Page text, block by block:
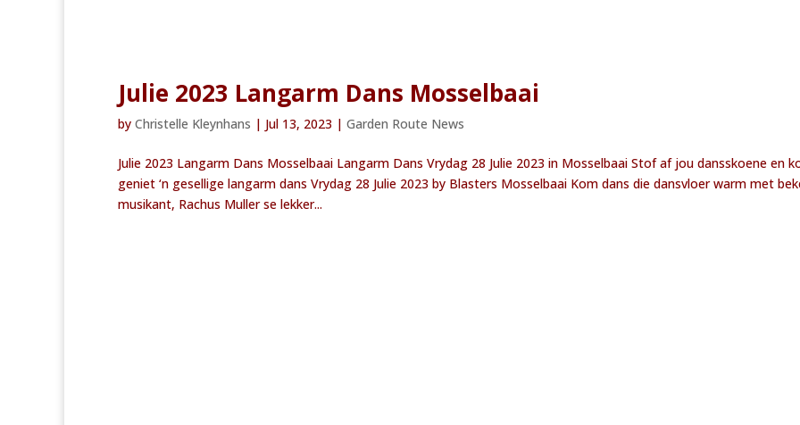
Julie 2023 Langarm Dans Mosselbaai
by Christelle Kleynhans | Jul 13, 2023 | Garden Route News
Julie 2023 Langarm Dans Mosselbaai Langarm Dans Vrydag 28 Julie 2023 in Mosselbaai Stof af jou dansskoene en
geniet ‘n gesellige langarm dans Vrydag 28 Julie 2023 by Blasters Mosselbaai Kom dans die dansvloer warm met
musikant, Rachus Muller se lekker...